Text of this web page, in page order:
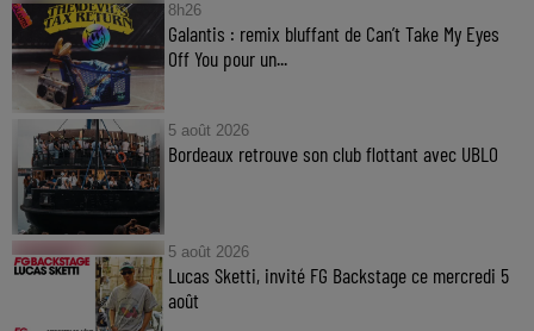
8h26
Galantis : remix bluffant de Can’t Take My Eyes
Off You pour un...
5 août 2026
Bordeaux retrouve son club flottant avec UBLO
5 août 2026
Lucas Sketti, invité FG Backstage ce mercredi 5
août